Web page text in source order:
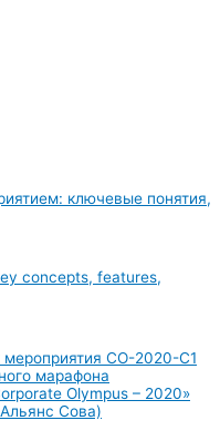
ключевые понятия,
concepts, features,
CO-2020-С1
марафона
Olympus – 2020»
Сова)